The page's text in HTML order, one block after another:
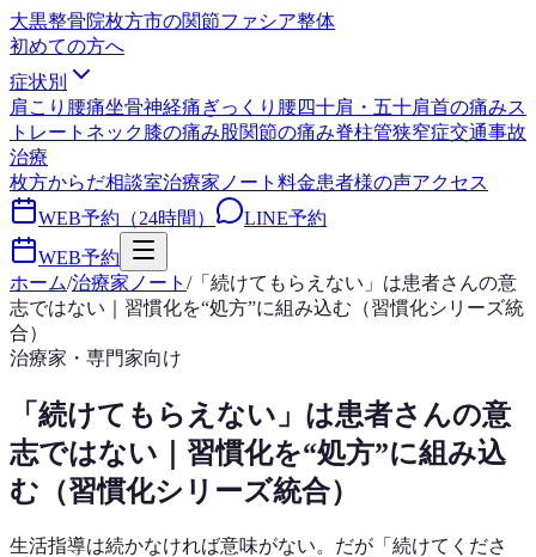
大黒整骨院枚方市の関節ファシア整体
初めての方へ
症状別
肩こり 腰痛坐骨神経痛ぎっくり腰四十肩・五十肩首の痛みス
トレートネック膝の痛み股関節の痛み脊柱管狭窄症交通事故
治療
枚方からだ相談室治療家ノート 料金患者様の声アクセス
WEB予約（24時間）
LINE予約
WEB予約
ホーム/治療家ノート /「続けてもらえない」は患者さんの意
志ではない｜習慣化を“処方”に組み込む（習慣化シリーズ統
合）
治療家・専門家向け
「続けてもらえない」は患者さんの意
志ではない｜習慣化を“処方”に組み込
む（習慣化シリーズ統合）
生活指導は続かなければ意味がない。だが「続けてくださ